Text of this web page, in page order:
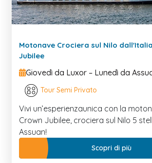
Motonave Crociera sul Nilo
Jubilee
Giovedì da Luxor – Lunedì da
Tour Semi Privato
Vivi un’esperienzaunica con la
Crown Jubilee, crociera sul Nilo 5
Assuan!
Scopri di più